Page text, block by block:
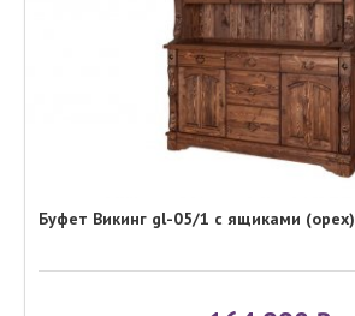
Буфет Викинг gl-05/1 с ящиками (орех)